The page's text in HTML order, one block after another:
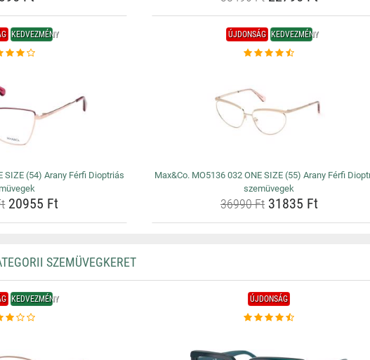
KEDVEZMÉNY
SIZE (54) Arany Férfi Dioptriás
20955 Ft
ÚJDONSÁG KEDVEZMÉNY
Max&Co. MO5136 032 ONE SIZE (55) Arany Férfi
szemüvegek
36990 Ft31835 Ft
SZEMÜVEGKERET
KEDVEZMÉNY ÚJDONSÁG